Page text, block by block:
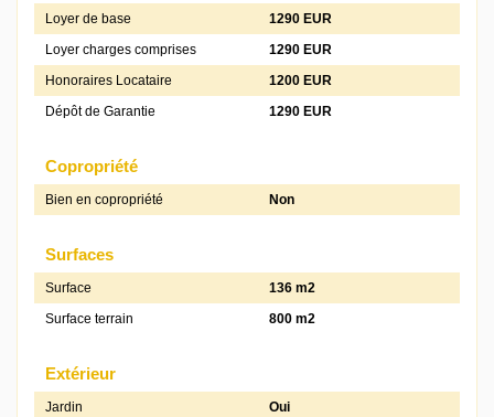
Loyer de base
1290 EUR
Loyer charges comprises
1290 EUR
Honoraires Locataire
1200 EUR
Dépôt de Garantie
1290 EUR
Copropriété
Bien en copropriété Non
Surfaces
Surface
136 m2
Surface terrain
800 m2
Extérieur
Jardin
Oui